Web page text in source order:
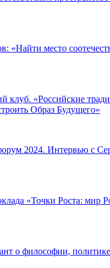
«Найти место
клуб. «Российские
Образ Будущего»
2024. Интервью с
«Точки Роста: мир
о философии,